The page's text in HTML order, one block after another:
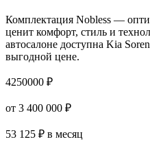
Комплектация Nobless —
ценит комфорт, стиль и
автосалоне доступна Kia
выгодной цене.
4250000 ₽
от 3 400 000 ₽
53 125 ₽ в месяц